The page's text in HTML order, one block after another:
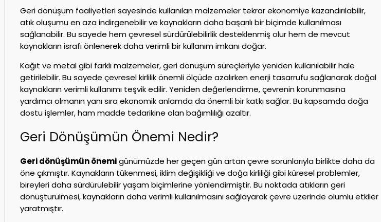
Geri dönüşüm faaliyetleri sayesinde kullanılan malzemeler tekrar ekonomiye kazandırılabilir,
atık oluşumu en aza indirgenebilir ve kaynakların daha başarılı bir biçimde kullanılması
sağlanabilir. Bu sayede hem çevresel sürdürülebilirlik desteklenmiş olur hem de mevcut
kaynakların israfı önlenerek daha verimli bir kullanım imkanı doğar.
Kağıt ve metal gibi farklı malzemeler, geri dönüşüm süreçleriyle yeniden kullanılabilir hale
getirilebilir. Bu sayede çevresel kirlilik önemli ölçüde azalırken enerji tasarrufu sağlanarak doğal
kaynakların verimli kullanımı teşvik edilir. Yeniden değerlendirme, çevrenin korunmasına
yardımcı olmanın yanı sıra ekonomik anlamda da önemli bir katkı sağlar. Bu kapsamda doğa
dostu işlemler, ham madde tedarikine olan bağımlılığı azaltır.
Geri Dönüşümün Önemi Nedir?
Geri dönüşümün önemigünümüzde her geçen gün artan çevre sorunlarıyla birlikte daha da
öne çıkmıştır. Kaynakların tükenmesi, iklim değişikliği ve doğa kirliliği gibi küresel problemler,
bireyleri daha sürdürülebilir yaşam biçimlerine yönlendirmiştir. Bu noktada atıkların geri
dönüştürülmesi, kaynakların daha verimli kullanılmasını sağlayarak çevre üzerinde olumlu etkiler
yaratmıştır.